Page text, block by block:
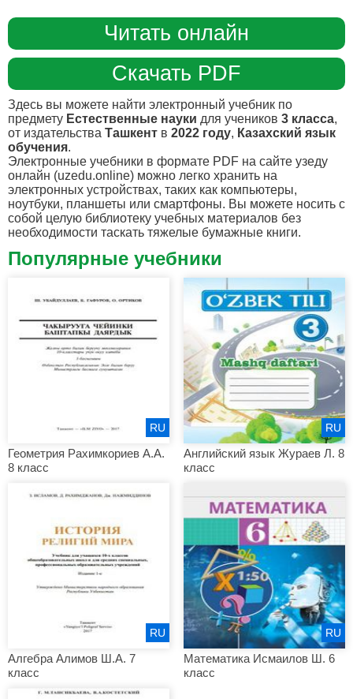
Читать онлайн
Скачать PDF
Здесь вы можете найти электронный учебник по
предмету Естественные науки для учеников 3 класса,
от издательства Ташкент в 2022 году, Казахский язык
обучения.
Электронные учебники в формате PDF на сайте узеду
онлайн (uzedu.online) можно легко хранить на
электронных устройствах, таких как компьютеры,
ноутбуки, планшеты или смартфоны. Вы можете носить с
собой целую библиотеку учебных материалов без
необходимости таскать тяжелые бумажные книги.
Популярные учебники
Геометрия Рахимкориев А.А.
8 класс
RU
Английский язык Жураев Л. 8
класс
RU
Алгебра Алимов Ш.А. 7
класс
RU
Математика Исмаилов Ш. 6
класс
RU